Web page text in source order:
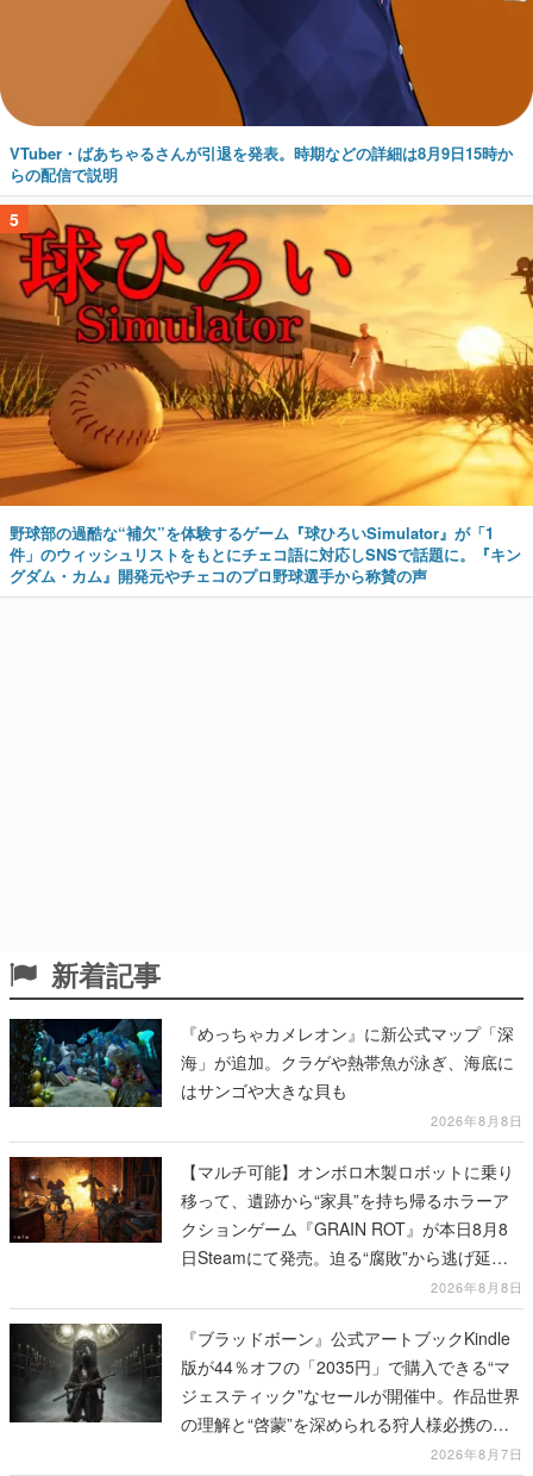
VTuber・ばあちゃるさんが引退を発表。時期などの詳細は8月9日15時か
らの配信で説明
5
野球部の過酷な“補欠”を体験するゲーム『球ひろいSimulator』が「1
件」のウィッシュリストをもとにチェコ語に対応しSNSで話題に。『キン
グダム・カム』開発元やチェコのプロ野球選手から称賛の声
新着記事
『めっちゃカメレオン』に新公式マップ「深
海」が追加。クラゲや熱帯魚が泳ぎ、海底に
はサンゴや大きな貝も
2026年8月8日
【マルチ可能】オンボロ木製ロボットに乗り
移って、遺跡から“家具”を持ち帰るホラーア
クションゲーム『GRAIN ROT』が本日8月8
日Steamにて発売。迫る“腐敗”から逃げ延
2026年8月8日
『ブラッドボーン』公式アートブックKindle
版が44％オフの「2035円」で購入できる“マ
ジェスティック”なセールが開催中。作品世界
の理解と“啓蒙”を深められる狩人様必携の一
2026年8月7日